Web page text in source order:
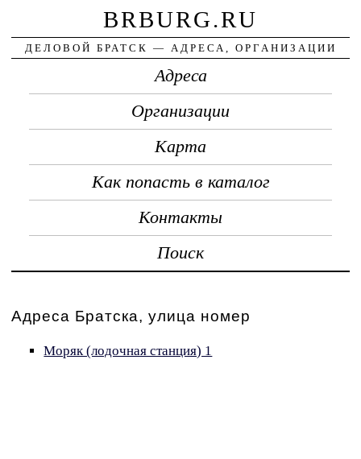
BRBURG.RU
ДЕЛОВОЙ БРАТСК — АДРЕСА, ОРГАНИЗАЦИИ
Адреса
Организации
Карта
Как попасть в каталог
Контакты
Поиск
Адреса Братска, улица номер
Моряк (лодочная станция) 1